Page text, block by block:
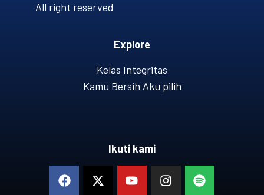
All right reserved
Explore
Kelas Integritas
Kamu Bersih Aku pilih
Ikuti kami